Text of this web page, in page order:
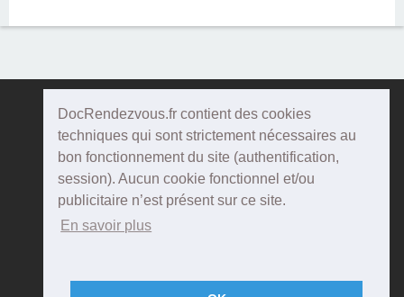
DocRendezvous.fr contient des cookies
techniques qui sont strictement nécessaires au
bon fonctionnement du site (authentification,
session). Aucun cookie fonctionnel et/ou
publicitaire n’est présent sur ce site.
En savoir plus
DocRendezvous
Qui sommes-nous ?
Conditions Générales d'utilisation